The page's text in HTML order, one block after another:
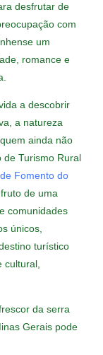
desfrutar de
com
um
romance e
a descobrir
a natureza
ainda não
de Turismo Rural
Fomento do
de uma
comunidades
únicos,
turístico
cultural,
da serra
Gerais pode